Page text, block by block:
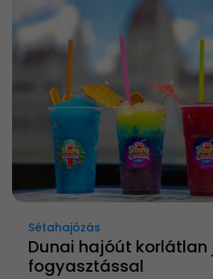
Sétahajózás
Dunai hajóút
fogyasztással